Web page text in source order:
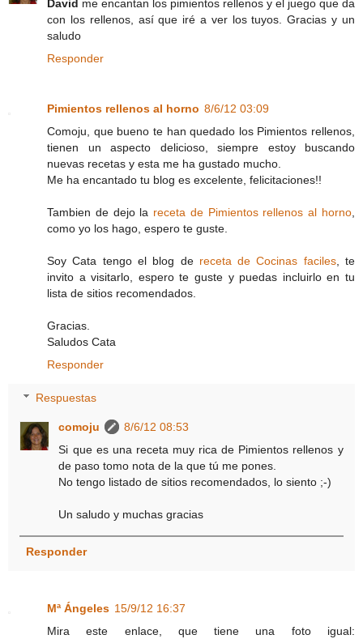
David me encantan los pimientos rellenos y el juego que da
con los rellenos, así que iré a ver los tuyos. Gracias y un
saludo
Responder
Pimientos rellenos al horno 8/6/12 03:09
Comoju, que bueno te han quedado los Pimientos rellenos,
tienen un aspecto delicioso, siempre estoy buscando
nuevas recetas y esta me ha gustado mucho.
Me ha encantado tu blog es excelente, felicitaciones!!
Tambien de dejo la receta de Pimientos rellenos al horno
como yo los hago, espero te guste.
Soy Cata tengo el blog de receta de Cocinas faciles, te
invito a visitarlo, espero te guste y puedas incluirlo en tu
lista de sitios recomendados.
Gracias.
Saludos Cata
Responder
Respuestas
comoju
8/6/12 08:53
Si que es una receta muy rica de Pimientos rellenos y
de paso tomo nota de la que tú me pones.
No tengo listado de sitios recomendados, lo siento ;-)
Un saludo y muchas gracias
Responder
Mª Ángeles 15/9/12 16:37
Mira este enlace, que tiene una foto igual: